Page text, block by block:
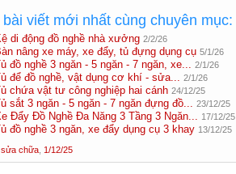
bài viết mới nhất cùng chuyên mục:
di động đồ nghề nhà xưởng 2/2/26
nâng xe máy, xe đẩy, tủ đựng dụng cụ 5/1/26
đồ nghề 3 ngăn - 5 ngăn - 7 ngăn, xe... 2/1/26
để đồ nghề, vật dụng cơ khí - sửa... 2/1/26
chứa vật tư công nghiệp hai cánh 24/12/25
sắt 3 ngăn - 5 ngăn - 7 ngăn đựng đồ... 23/12/25
Đẩy Đồ Nghề Đa Năng 3 Tầng 3 Ngăn... 17/12/25
đồ nghề 3 ngăn, xe đẩy dụng cụ 3 khay 13/12/25
sửa chữa 1/12/25